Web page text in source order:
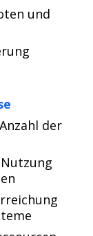
und
der